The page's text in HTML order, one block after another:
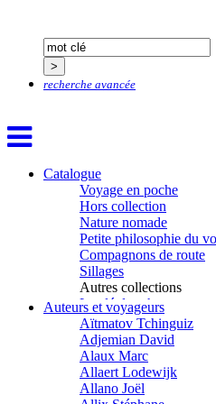
recherche avancée
Catalogue
Voyage en poche
Hors collection
Nature nomade
Petite philosophie du
Compagnons de route
Sillages
Autres collections
La clé des champs
Chemins d’étoiles
Visions
Auteurs et voyageurs
Aïtmatov Tchinguiz
Adjemian David
Alaux Marc
Allaert Lodewijk
Allano Joël